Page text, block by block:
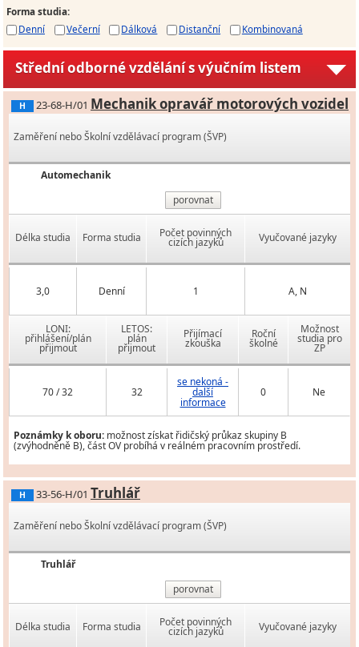
Forma studia:
Denní
Večerní Dálková Distanční Kombinovaná
Střední odborné vzdělání s výučním listem
H 23-68-H/01 Mechanik opravář motorových vozidel
Zaměření nebo Školní vzdělávací program (ŠVP)
Automechanik
porovnat
Délka studia Forma studia Počet povinných
cizích jazyků Vyučované jazyky
3,0 Denní 1 A, N
LONI:
přihlášení/plán
přijmout
LETOS:
plán
přijmout
Přijímací
zkouška
Roční
školné
Možnost
studia pro
ZP
70 / 32 32
se nekoná -
další
informace
0 Ne
Poznámky k oboru: možnost získat řidičský průkaz skupiny B
(zvýhodněně B), část OV probíhá v reálném pracovním prostředí.
H 33-56-H/01 Truhlář
Zaměření nebo Školní vzdělávací program (ŠVP)
Truhlář
porovnat
Délka studia Forma studia Počet povinných
cizích jazyků Vyučované jazyky